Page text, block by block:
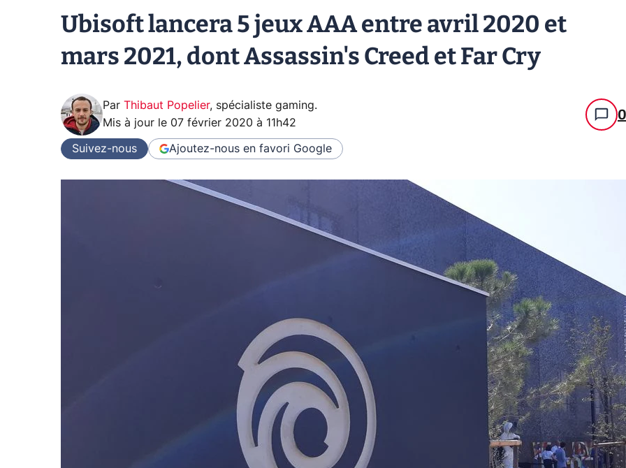
Ubisoft lancera 5 jeux AAA entre avril 2020 et
mars 2021, dont Assassin's Creed et Far Cry
Par Thibaut Popelier, spécialiste gaming.
Mis à jour le 07 février 2020 à 11h42 0
Suivez-nous Ajoutez-nous en favori Google